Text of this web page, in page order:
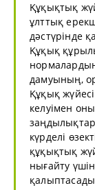
Құқықтық
ұлттық
дәстүрінде
Құқық
дамуының,
Құқық
келуімен
күрделі
құқықтық
нығайту